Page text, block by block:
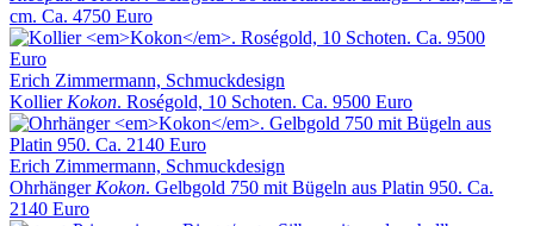
cm. Ca. 4750 Euro
Erich Zimmermann, Schmuckdesign
KollierKokon. Roségold, 10 Schoten. Ca. 9500 Euro
Erich Zimmermann, Schmuckdesign
OhrhängerKokon. Gelbgold 750 mit Bügeln aus Platin 950. Ca.
2140 Euro